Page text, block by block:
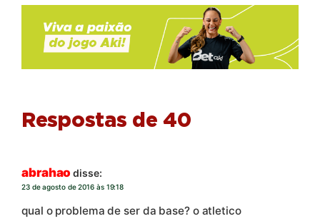
Respostas de 40
abrahao disse:
23 de agosto de 2016 às 19:18
qual o problema de ser da base? o atletico